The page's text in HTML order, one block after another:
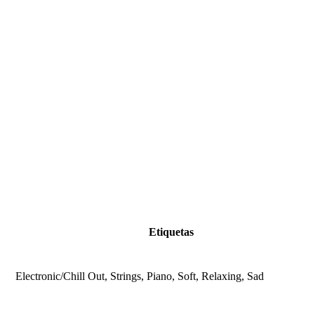
Etiquetas
Electronic/Chill Out, Strings, Piano, Soft, Relaxing, Sad